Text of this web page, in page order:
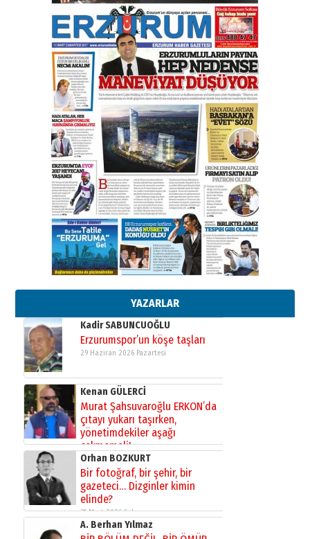
YAZARLAR
Bir fotoğraf, bir şehir, bir
gazeteci… Dizginler kimin
elinde?
31 Mart 2026 Salı
A. Berhan Yılmaz
BİR BÖLÜM DEĞİL, BİR ÖMÜR
SEÇİYORSUNUZ… “NEDEN
ATATÜRK ÜNİVERSİTESİ?”
28 Temmuz 2026 Salı
Ahmet Gökhan YAZICI
Ahmed Yesevi’den bir Alperen…
”Reisimiz” idi… Hakka yürüdü.!
26 Mart 2026 Perşembe
Cem Bakırcı
Ardında bıraktığı hatıralarıyla
gönül adamı Faruk Terzioğlu!
13 Mayıs 2026 Çarşamba
Esat BİNDESEN
Başkan Sekmen’den Erzurum’a
bir vizyon proje daha!
02 Ağustos 2026 Pazar
Kadir SABUNCUOĞLU
Erzurumspor’un köşe taşları
29 Haziran 2026 Pazartesi
Kenan GÜLERCİ
Murat Şahsuvaroğlu ERKON’da
çıtayı yukarı taşırken,
yönetimdekiler aşağı
çekmemeli!
17 Şubat 2026 SalıOrhan BOZKURT
Bir fotoğraf, bir şehir, bir
gazeteci… Dizginler kimin
elinde?
31 Mart 2026 Salı
A. Berhan Yılmaz